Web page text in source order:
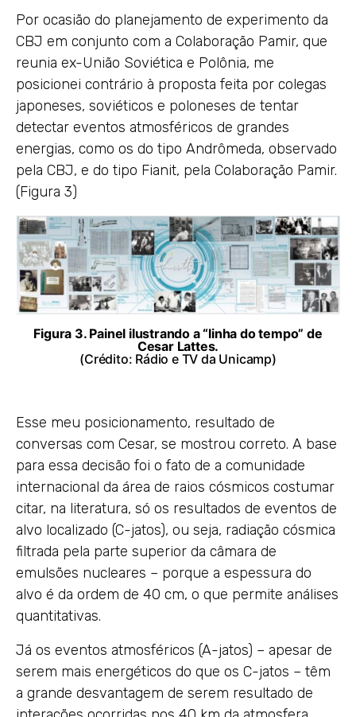
Por ocasião do planejamento de experimento da
CBJ em conjunto com a Colaboração Pamir, que
reunia ex-União Soviética e Polônia, me
posicionei contrário à proposta feita por colegas
japoneses, soviéticos e poloneses de tentar
detectar eventos atmosféricos de grandes
energias, como os do tipo Andrômeda, observado
pela CBJ, e do tipo Fianit, pela Colaboração Pamir.
(Figura 3)
Figura 3. Painel ilustrando a “linha do tempo” de
Cesar Lattes.
(Crédito: Rádio e TV da Unicamp)
Esse meu posicionamento, resultado de
conversas com Cesar, se mostrou correto. A base
para essa decisão foi o fato de a comunidade
internacional da área de raios cósmicos costumar
citar, na literatura, só os resultados de eventos de
alvo localizado (C-jatos), ou seja, radiação cósmica
filtrada pela parte superior da câmara de
emulsões nucleares – porque a espessura do
alvo é da ordem de 40 cm, o que permite análises
quantitativas.
Já os eventos atmosféricos (A-jatos) – apesar de
serem mais energéticos do que os C-jatos – têm
a grande desvantagem de serem resultado de